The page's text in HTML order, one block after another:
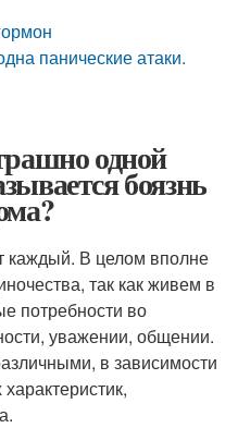
панические атаки.
одной
боязнь
каждый. В целом вполне
так как живем в
потребности во
уважении, общении.
в зависимости